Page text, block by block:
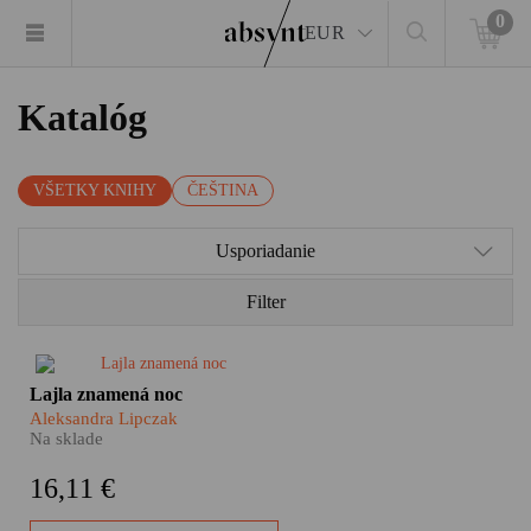
EUR
0
Katalóg
VŠETKY KNIHY ČEŠTINA
Usporiadanie
Filter
Bosí lidé vyskakují z lodí na
španělské pláži a rychle prchají
mezi překvapenými turisty.
Afričtí migranti toužící dostat se
úžina měří v nejužším místě asi
Lajla znamená noc
Aleksandra Lipczak
Na sklade
16,11 €